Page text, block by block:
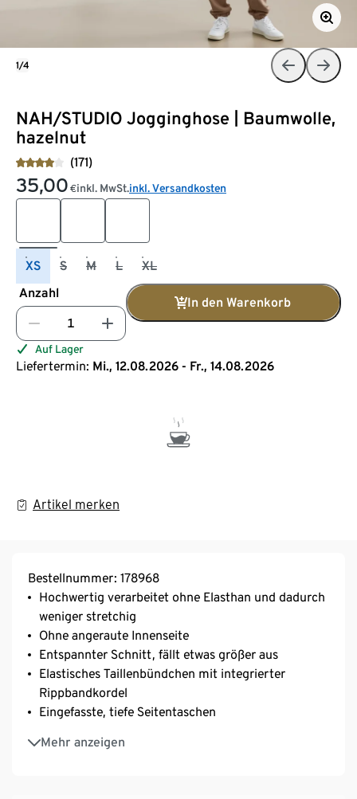
NAH/STUDIO Jogginghose | Baumwolle,
hazelnut
(171)
35,00 €inkl. MwSt.inkl. Versandkosten
XS S M L
XL
Anzahl
In den Warenkorb
Auf Lager
Liefertermin: Mi., 12.08.2026 - Fr., 14.08.2026
Artikel merken
1/4
Bestellnummer: 178968
Hochwertig verarbeitet ohne Elasthan und dadurch
weniger stretchig
Ohne angeraute Innenseite
Entspannter Schnitt, fällt etwas größer aus
Elastisches Taillenbündchen mit integrierter
Rippbandkordel
Eingefasste, tiefe Seitentaschen
Mehr anzeigen
Kleiner NAH/STUDIO Print an der Außenseitennaht